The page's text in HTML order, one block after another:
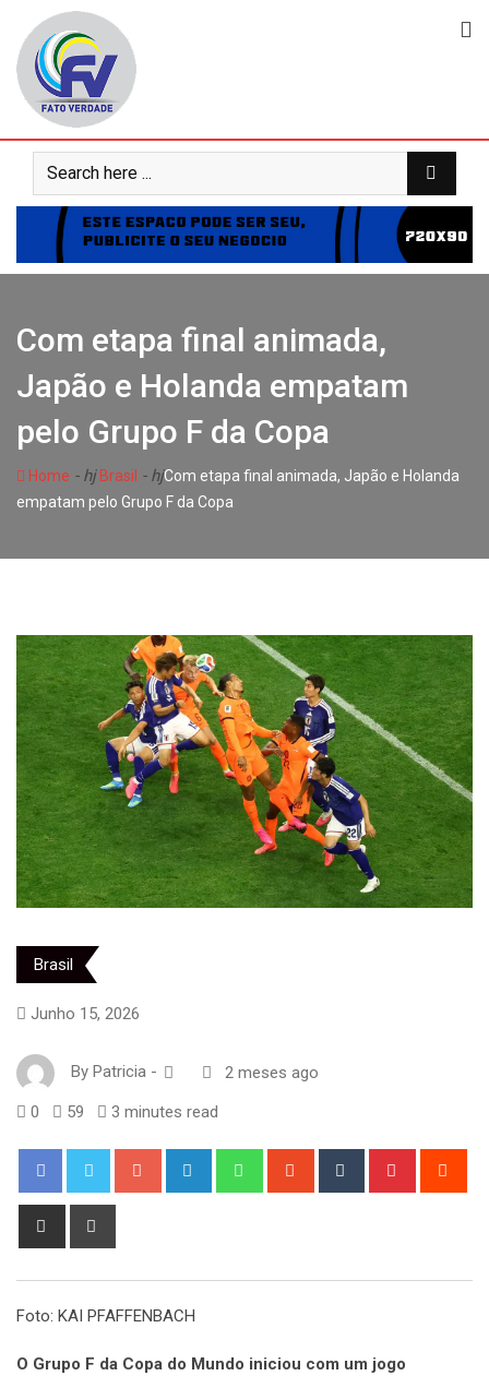
content
Com etapa final animada,
Japão e Holanda empatam
pelo Grupo F da Copa
Home - hjBrasil - hjCom etapa final animada, Japão e Holanda
empatam pelo Grupo F da Copa
Brasil
Junho 15, 2026
By Patricia - 2 meses ago
0 59 3 minutes read
Google+ LinkedIn WhatsappStumbleUpon
Tumblr Pinterest
Share
Foto: KAI PFAFFENBACH
O Grupo F da Copa do Mundo iniciou com um jogo